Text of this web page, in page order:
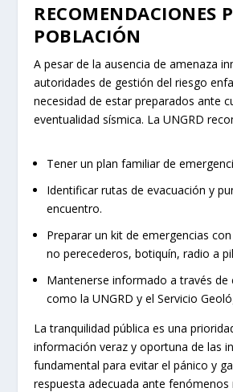
RECOMENDACIONES
POBLACIÓN
A pesar de la ausencia de amenaza
autoridades de gestión del riesgo
necesidad de estar preparados ante
eventualidad sísmica. La UNGRD
Tener un plan familiar de
Identificar rutas de evacuación y
encuentro.
Preparar un kit de emergencias
no perecederos, botiquín, radio a
Mantenerse informado a través de
como la UNGRD y el Servicio
La tranquilidad pública es una
información veraz y oportuna de las
fundamental para evitar el pánico y
respuesta adecuada ante fenómenos